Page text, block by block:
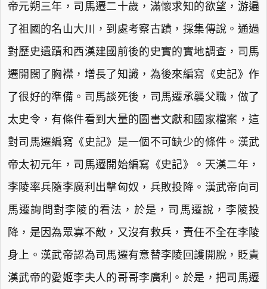
帝元朔三年，司馬遷二十歲，滿懷求知的欲望，游遍
了祖國的名山大川，到處考察古蹟，採集傳說。通過
對歷史遺蹟和西漢建國前後的史實的實地調查，司馬
遷開闊了胸襟，增長了知識，為後來編寫《史記》作
了很好的準備。司馬談死後，司馬遷承襲父職，做了
太史令，有條件看到大量的圖書文獻和國家檔案，這
對司馬遷編寫《史記》是一個不可缺少的條件。漢武
帝太初元年，司馬遷開始編寫《史記》。天漢二年，
李陵率兵隨李廣利出擊匈奴，兵敗投降。漢武帝向司
馬遷詢問對李陵的看法，於是，司馬遷說，李陵投
降，是因為眾寡不敵，又沒有救兵，責任不全在李陵
身上。漢武帝認為司馬遷有意替李陵回護開脫，貶責
漢武帝的愛姬李夫人的哥哥李廣利。於是，把司馬遷